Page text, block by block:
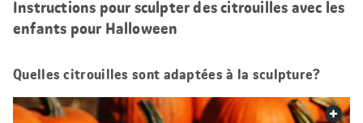
Instructions pour sculpter des citrouilles avec les
enfants pour Halloween
Quelles citrouilles sont adaptées à la sculpture?